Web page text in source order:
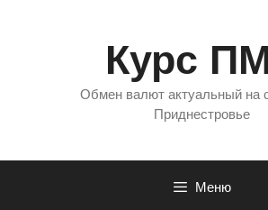
Курс
Обмен валют актуальный на
Приднестровье
Меню